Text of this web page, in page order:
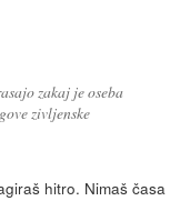
zakaj je oseba
zivljenske
hitro. Nimaš časa